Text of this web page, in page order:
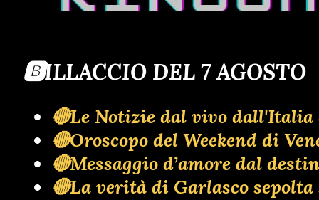
🅱️ILLACCIO DEL 7 AGOSTO
🔴Le Notizie dal vivo
🔴Oroscopo del Weekend di
🔴Messaggio d’amore dal
🔴La verità di Garlasco